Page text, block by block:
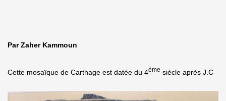
Par Zaher Kammoun
Cette mosaïque de Carthage est datée du 4ème siècle après J.C